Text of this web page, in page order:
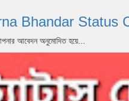
Bhandar
আবেদন অনুমোদিত হয়ে...